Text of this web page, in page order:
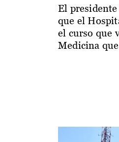
El
que el
el curso que
Medicina